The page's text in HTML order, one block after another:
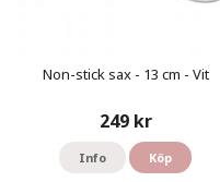
Non-stick sax - 13 cm - Vit
249 kr
Info Köp